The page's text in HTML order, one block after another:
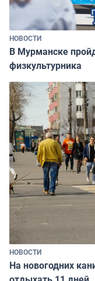
НОВОСТИ
В Мурманске
физкультурника
НОВОСТИ
На новогодних